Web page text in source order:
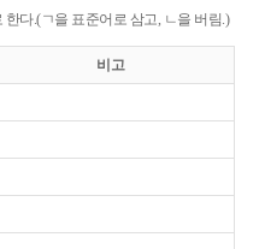
한다.(ㄱ을 표준어로 삼고, ㄴ을 버림.)
비고